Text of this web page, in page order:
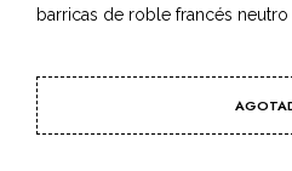
barricas de roble francés neutro